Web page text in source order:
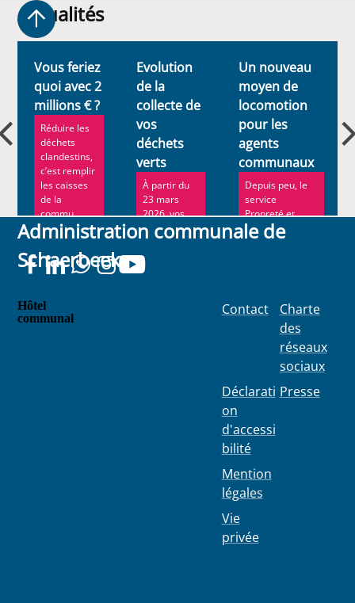
Actualités
Actualités
Vous feriez
quoi avec 2
millions € ?
Réduire les
déchets
clandestins,
c’est remplir
les caisses
de la
commu...
Evolution
de la
collecte de
vos
déchets
verts
À partir du
23 mars
2026, vos
déchets de
jardin ne
seront plus
collect...
Un nouveau
moyen de
locomotion
pour les
agents
communaux
Depuis peu, le
service
Propreté et
Espaces verts
de Schaerbeek
Administration communale de
Schaerbeek
Hôtel
communal
Contact
Déclarati
on
d'accessi
bilité
Mention
légales
Vie
privée
Charte
des
réseaux
sociaux
Presse